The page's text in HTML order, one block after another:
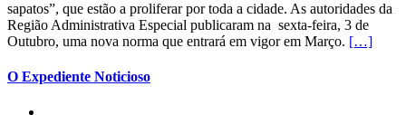
sapatos”, que estão a proliferar por toda a cidade. As autoridades da
Região Administrativa Especial publicaram na sexta-feira, 3 de
Outubro, uma nova norma que entrará em vigor em Março. […]
O Expediente Noticioso